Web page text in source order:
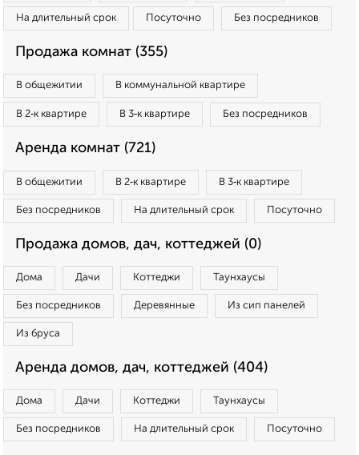
На длительный срок Посуточно Без посредников
Продажа комнат (355)
В общежитии В коммунальной квартире
В 2‑к квартире В 3‑к квартире Без посредников
Аренда комнат (721)
В общежитии В 2‑к квартире В 3‑к квартире
Без посредников На длительный срок Посуточно
Продажа домов, дач, коттеджей (0)
Дома Дачи Коттеджи Таунхаусы
Без посредников Деревянные Из сип панелей
Из бруса
Аренда домов, дач, коттеджей (404)
Дома Дачи Коттеджи Таунхаусы
Без посредников На длительный срок Посуточно